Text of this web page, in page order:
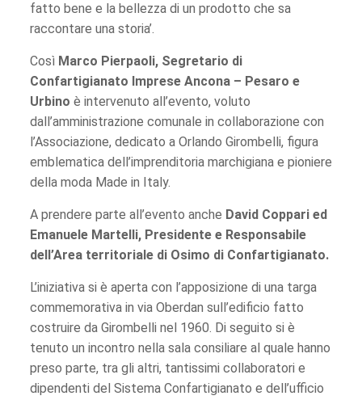
fatto bene e la bellezza di un prodotto che sa
raccontare una storia’.
Così Marco Pierpaoli, Segretario di
Confartigianato Imprese Ancona – Pesaro e
Urbino è intervenuto all’evento, voluto
dall’amministrazione comunale in collaborazione con
l’Associazione, dedicato a Orlando Girombelli, figura
emblematica dell’imprenditoria marchigiana e pioniere
della moda Made in Italy.
A prendere parte all’evento anche David Coppari ed
Emanuele Martelli, Presidente e Responsabile
dell’Area territoriale di Osimo di Confartigianato.
L’iniziativa si è aperta con l’apposizione di una targa
commemorativa in via Oberdan sull’edificio fatto
costruire da Girombelli nel 1960. Di seguito si è
tenuto un incontro nella sala consiliare al quale hanno
preso parte, tra gli altri, tantissimi collaboratori e
dipendenti del Sistema Confartigianato e dell’ufficio